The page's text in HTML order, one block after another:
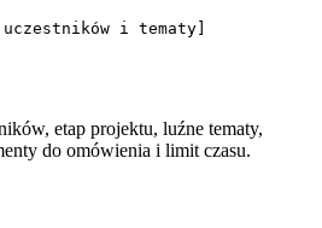
etap projektu, luźne tematy,
do omówienia i limit czasu.